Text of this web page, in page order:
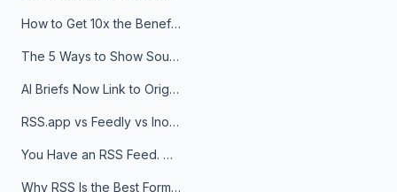
How to Get 10x the Benefits of Google Alerts
The 5 Ways to Show Sources in Your AI Brief, And When to Use Each
AI Briefs Now Link to Original Sources. Here's Why It Matters
RSS.app vs Feedly vs Inoreader: Which One Is Actually Right for You?
You Have an RSS Feed. Now What?
Why RSS Is the Best Format for AI Agents in 2026